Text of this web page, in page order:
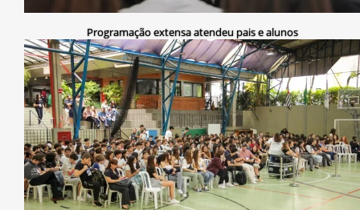
Programação extensa atendeu pais e alunos